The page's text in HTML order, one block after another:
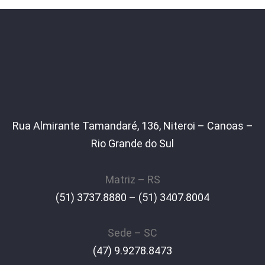
Rua Almirante Tamandaré, 136, Niteroi – Canoas –
Rio Grande do Sul
Matriz – RS
(51) 3737.8880 – (51) 3407.8004
Sede – SC
(47) 9.9278.8473